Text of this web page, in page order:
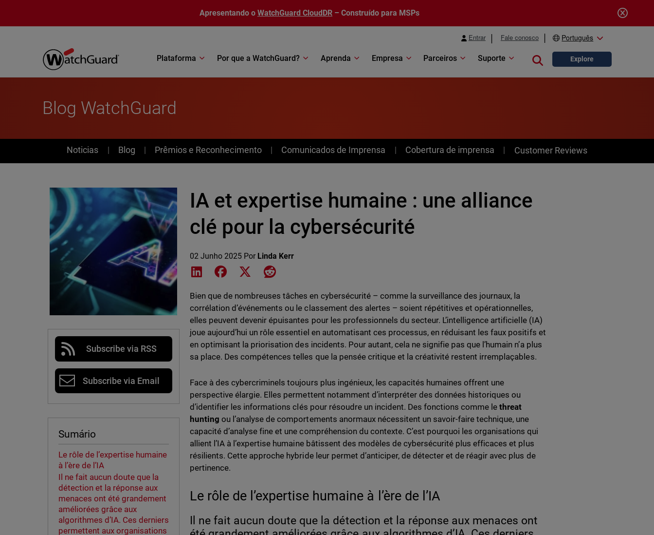
Apresentando o WatchGuard CloudDR – Construído para MSPs
Entrar Fale conosco Português
Plataforma Por que a WatchGuard? Aprenda Empresa Parceiros Suporte Close search
Explore
Blog WatchGuard
News
Noticias Blog Prêmios e Reconhecimento Comunicados de Imprensa Cobertura de imprensa Customer Reviews
Subscribe via RSS
Subscribe via Email
Sumário
Le rôle de l’expertise humaine
à l’ère de l’IA
Il ne fait aucun doute que la
détection et la réponse aux
menaces ont été grandement
améliorées grâce aux
algorithmes d’IA. Ces derniers
permettent aux organisations
IA et expertise humaine : une alliance
clé pour la cybersécurité
02 Junho 2025 Por Linda Kerr
Share on LinkedIn
Share on Facebook
Share on XShare on Reddit
Bien que de nombreuses tâches en cybersécurité – comme la surveillance des journaux, la
corrélation d’événements ou le classement des alertes – soient répétitives et opérationnelles,
elles peuvent devenir épuisantes pour les professionnels du secteur. L’intelligence artificielle (IA)
joue aujourd’hui un rôle essentiel en automatisant ces processus, en réduisant les faux positifs et
en optimisant la priorisation des incidents. Pour autant, cela ne signifie pas que l’humain n’a plus
sa place. Des compétences telles que la pensée critique et la créativité restent irremplaçables.
Face à des cybercriminels toujours plus ingénieux, les capacités humaines offrent une
perspective élargie. Elles permettent notamment d’interpréter des données historiques ou
d’identifier les informations clés pour résoudre un incident. Des fonctions comme lethreat
hunting ou l’analyse de comportements anormaux nécessitent un savoir-faire technique, une
capacité d’analyse fine et une compréhension du contexte. C’est pourquoi les organisations qui
allient l’IA à l’expertise humaine bâtissent des modèles de cybersécurité plus efficaces et plus
résilients. Cette approche hybride leur permet d’anticiper, de détecter et de réagir avec plus de
pertinence.
Le rôle de l’expertise humaine à l’ère de l’IA
Il ne fait aucun doute que la détection et la réponse aux menaces ont